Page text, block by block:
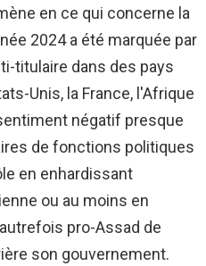
en ce qui concerne la
2024 a été marquée par
titulaire dans des pays
Unis, la France, l'Afrique
négatif presque
de fonctions politiques
en enhardissant
ou au moins en
pro-Assad de
son gouvernement.